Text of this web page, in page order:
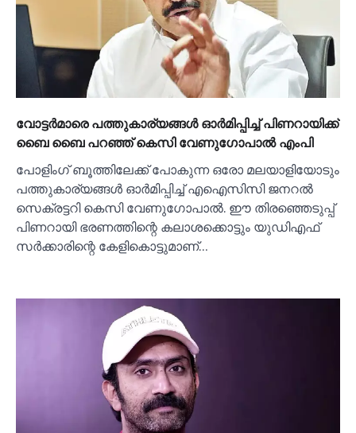
വോട്ടര്‍മാരെ പത്തുകാര്യങ്ങള്‍ ഓര്‍മിപ്പിച്ച്‌ പിണറായിക്ക്
ബൈ ബൈ പറഞ്ഞ് കെസി വേണുഗോപാല്‍ എംപി
പോളിംഗ് ബൂത്തിലേക്ക് പോകുന്ന ഒരോ മലയാളിയോടും
പത്തുകാര്യങ്ങള്‍ ഓർമിപ്പിച്ച്‌ എഐസിസി ജനറല്‍
സെക്രട്ടറി കെസി വേണുഗോപാല്‍. ഈ തിരഞ്ഞെടുപ്പ്
പിണറായി ഭരണത്തിന്റെ കലാശക്കൊട്ടും യുഡിഎഫ്
സർക്കാരിന്റെ കേളികൊട്ടുമാണ്…